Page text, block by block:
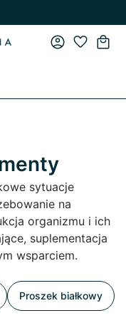
sytuacje
na
organizmu i ich
suplementacja
wsparciem.
Proszek białkowy